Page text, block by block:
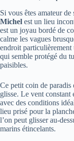
Si vous êtes amateur de
Michel est un lieu
est un joyau bordé de
calme les vagues
endroit particulièrement
qui semble protégé du
paisibles.
Ce petit coin de paradis
glisse. Le vent
avec des conditions
lieu prisé pour la
l’on peut glisser au-
marins étincelants.